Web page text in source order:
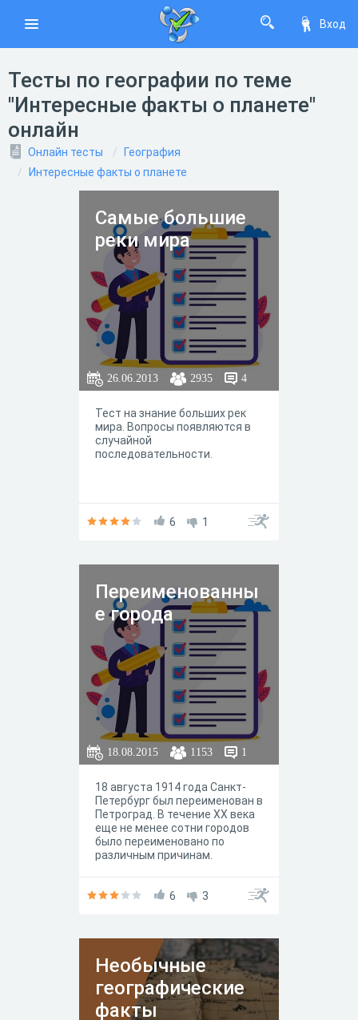
Вход
Тесты по географии по теме
"Интересные факты о планете"
онлайн
Онлайн тесты
География
Интересные факты о планете
Самые большие
реки мира
26.06.2013 2935 4
Тест на знание больших рек
мира. Вопросы появляются в
случайной
последовательности.
6 1
Переименованны
е города
18.08.2015 1153 1
18 августа 1914 года Санкт-
Петербург был переименован в
Петроград. В течение XX века
еще не менее сотни городов
было переименовано по
различным причинам.
6 3
Необычные
географические
факты